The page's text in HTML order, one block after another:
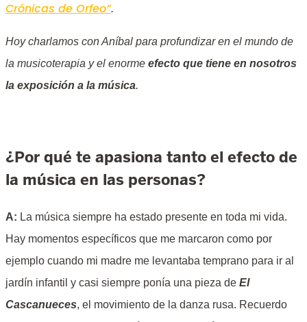
Crónicas de Orfeo”.
Hoy charlamos con Aníbal para profundizar en el mundo de
la musicoterapia y el enorme efecto que tiene en nosotros
la exposición a la música.
¿Por qué te apasiona tanto el efecto de
la música en las personas?
A: La música siempre ha estado presente en toda mi vida.
Hay momentos específicos que me marcaron como por
ejemplo cuando mi madre me levantaba temprano para ir al
jardín infantil y casi siempre ponía una pieza de El
Cascanueces, el movimiento de la danza rusa. Recuerdo